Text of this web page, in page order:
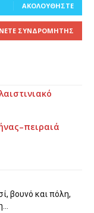
ΑΚΟΛΟΥΘΉΣΤΕ
ΣΥΝΔΡΟΜΗΤΉΣ
βουνό και πόλη,